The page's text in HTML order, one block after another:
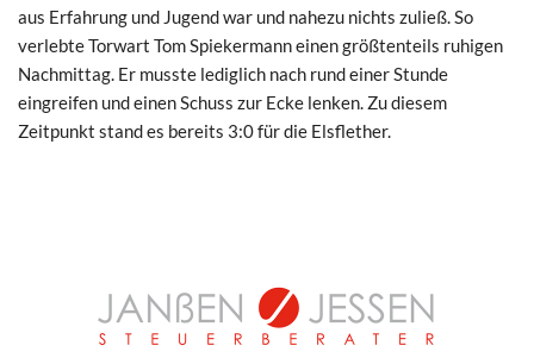
aus Erfahrung und Jugend war und nahezu nichts zuließ. So
verlebte Torwart Tom Spiekermann einen größtenteils ruhigen
Nachmittag. Er musste lediglich nach rund einer Stunde
eingreifen und einen Schuss zur Ecke lenken. Zu diesem
Zeitpunkt stand es bereits 3:0 für die Elsflether.